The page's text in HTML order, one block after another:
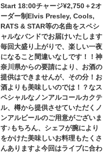
Start 18:00チャージ¥2,750＋2オ
ーダー制Elvis Presley, Cools,
RATS & STAR等の名曲をスペシ
ャルなバンドでお届けいたします
毎回大盛り上がりで、楽しい一夜
になること間違いなしです！！神
奈川県からの要請により、お酒の
提供はできませんが、その分！お
酒よりも美味しいのでは！？なス
ペシャルなノンアルコールカクテ
ル、樽から提供させていただくノ
ンアルビールのご用意がございま
す♪もちろん、シェフが腕により
をかけた美味しいお料理もたくさ
んありますよ今回はライブに合わ